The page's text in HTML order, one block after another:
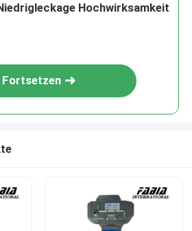
Hochwirksamkeit
Fortsetzen